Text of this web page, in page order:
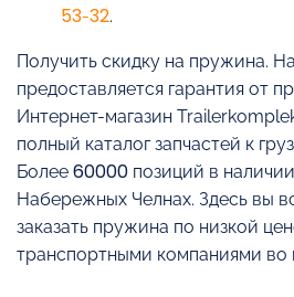
53-32.
Получить скидку на пружина.
предоставляется гарантия от
Интернет-магазин
полный каталог запчастей к
Более 60000 позиций в
Набережных Челнах. Здесь вы
заказать пружина по низкой
транспортными компаниями во